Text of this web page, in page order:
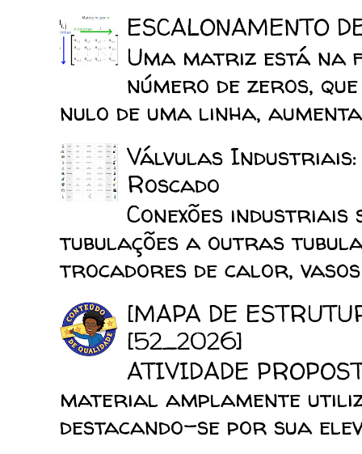
ESCALONAMENTO
Uma matriz está na
número de zeros,
nulo de uma linha,
Válvulas Industriais:
Roscado
Conexões
tubulações a outras
trocadores de calor, vasos
[MAPA DE
[52_2026]
ATIVIDADE
material amplamente
destacando-se por sua